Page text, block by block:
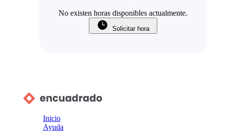
No existen horas disponibles actualmente.
Solicitar hora
Inicio
Ayuda